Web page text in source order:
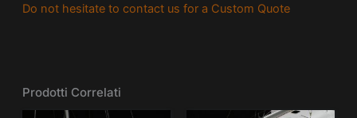
Do not hesitate to contact us for a Custom Quote
Prodotti Correlati